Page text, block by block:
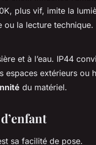
plus vif, imite la
ou la lecture technique.
et à l’eau. IP44
espaces extérieurs ou
du matériel.
sa facilité de pose.